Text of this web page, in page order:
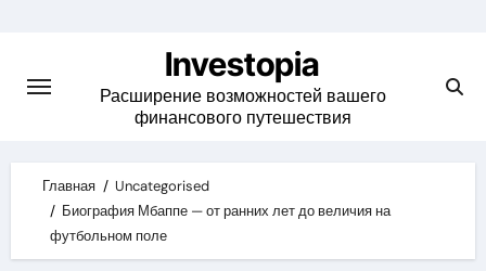
content
Investopia
Расширение возможностей вашего
финансового путешествия
Главная
Uncategorised
Биография Мбаппе — от ранних лет до величия на
футбольном поле